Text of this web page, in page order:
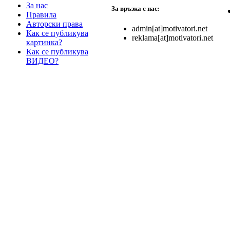
За нас
Правила
Авторски права
Как се публикува
картинка?
Как се публикува
ВИДЕО?
За връзка с нас:
admin[at]motivatori.net
reklama[at]motivatori.net